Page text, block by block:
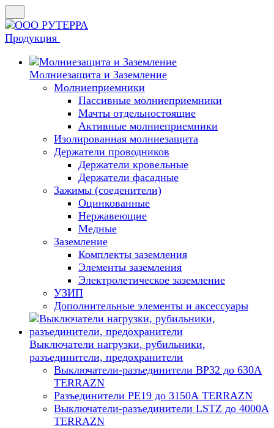
Продукция
Молниезащита и Заземление
Молниеприемники
Пассивные молниеприемники
Мачты отдельностоящие
Активные молниеприемники
Изолированная молниезащита
Держатели проводников
Держатели кровельные
Держатели фасадные
Зажимы (соеденители)
Оцинкованные
Нержавеющие
Медные
Заземление
Комплекты заземления
Элементы заземления
Электролетическое заземление
УЗИП
Дополнительные элементы и аксессуары
Выключатели нагрузки, рубильники,
разъединители, предохранители
Выключатели-разъединители ВР32 до 630А
TERRAZN
Разъединители РЕ19 до 3150А TERRAZN
Выключатели-разъединители LSTZ до 4000А
TERRAZN